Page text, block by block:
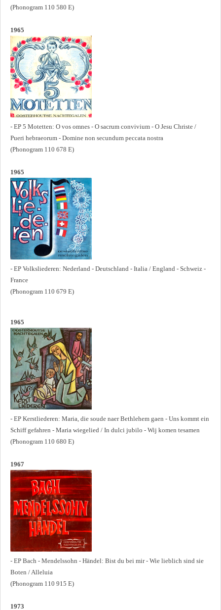
(Phonogram 110 580 E)
1965
- EP 5 Motetten: O vos omnes - O sacrum convivium - O Jesu Christe /
Pueri hebraeorum - Domine non secundum peccata nostra
(Phonogram 110 678 E)
1965
- EP Volksliederen: Nederland - Deutschland - Italia / England - Schweiz -
France
(Phonogram 110 679 E)
1965
- EP Kerstliederen: Maria, die soude naer Bethlehem gaen - Uns kommt ein
Schiff gefahren - Maria wiegelied / In dulci jubilo - Wij komen tesamen
(Phonogram 110 680 E)
1967
- EP Bach - Mendelssohn - Händel: Bist du bei mir - Wie lieblich sind sie
Boten / Alleluia
(Phonogram 110 915 E)
1973